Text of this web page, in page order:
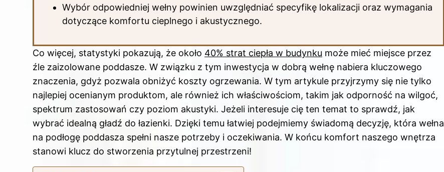
Wybór odpowiedniej wełny powinien uwzględniać specyfikę lokalizacji oraz wymagania
dotyczące komfortu cieplnego i akustycznego.
Co więcej, statystyki pokazują, że około 40% strat ciepła w budynku może mieć miejsce przez
źle zaizolowane poddasze. W związku z tym inwestycja w dobrą wełnę nabiera kluczowego
znaczenia, gdyż pozwala obniżyć koszty ogrzewania. W tym artykule przyjrzymy się nie tylko
najlepiej ocenianym produktom, ale również ich właściwościom, takim jak odporność na wilgoć,
spektrum zastosowań czy poziom akustyki. Jeżeli interesuje cię ten temat to sprawdź, jak
wybrać idealną gładź do łazienki. Dzięki temu łatwiej podejmiemy świadomą decyzję, która wełna
na podłogę poddasza spełni nasze potrzeby i oczekiwania. W końcu komfort naszego wnętrza
stanowi klucz do stworzenia przytulnej przestrzeni!